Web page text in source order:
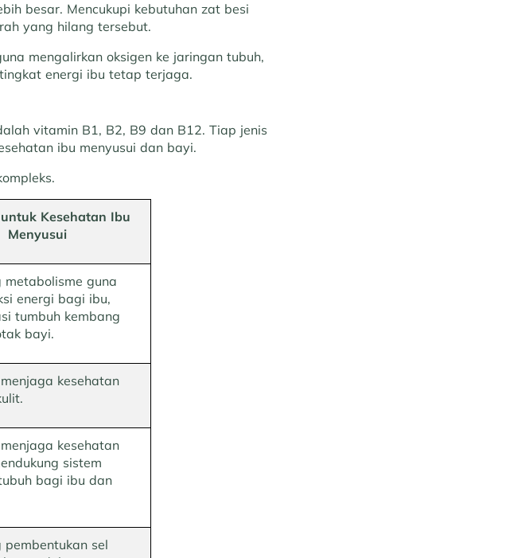
besar. Mencukupi kebutuhan zat besi
yang hilang tersebut.
mengalirkan oksigen ke jaringan tubuh,
energi ibu tetap terjaga.
vitamin B1, B2, B9 dan B12. Tiap jenis
ibu menyusui dan bayi.
Kesehatan Ibu
Menyusui
metabolisme guna
energi bagi ibu,
tumbuh kembang
bayi.
kesehatan
kesehatan
sistem
bagi ibu dan
pembentukan sel